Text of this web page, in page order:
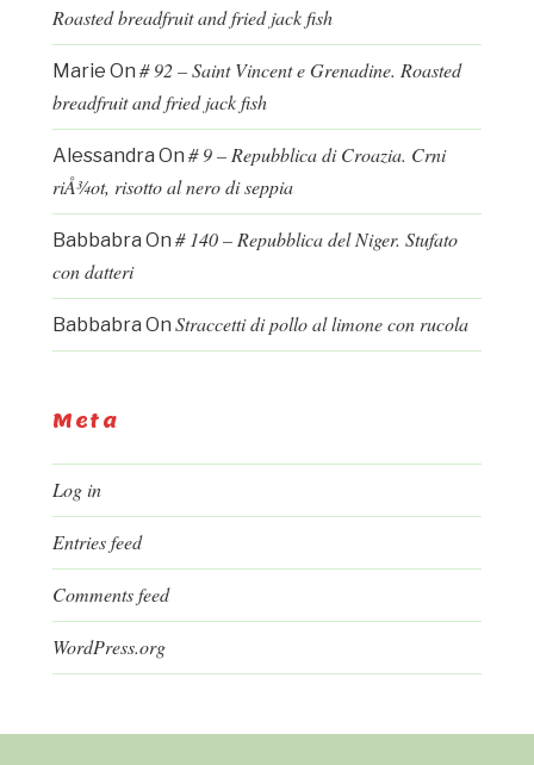
Roasted breadfruit and fried jack fish
Marie On # 92 – Saint Vincent e Grenadine. Roasted
breadfruit and fried jack fish
Alessandra On # 9 – Repubblica di Croazia. Crni
riÅ¾ot, risotto al nero di seppia
Babbabra On # 140 – Repubblica del Niger. Stufato
con datteri
Babbabra On Straccetti di pollo al limone con rucola
Meta
Log in
Entries feed
Comments feed
WordPress.org